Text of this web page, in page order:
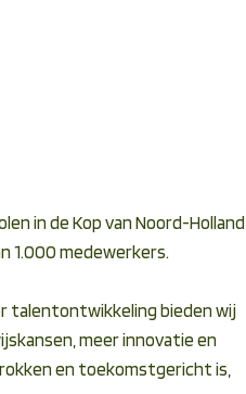
in de Kop van Noord-Holland,
1.000 medewerkers.
talentontwikkeling bieden wij
meer innovatie en
en toekomstgericht is,